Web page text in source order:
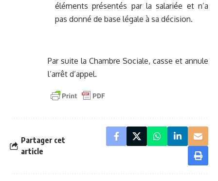
éléments présentés par la salariée et n’a
pas donné de base légale à sa décision.
Par suite la Chambre Sociale, casse et annule
l’arrêt d’appel.
Partager cet
article